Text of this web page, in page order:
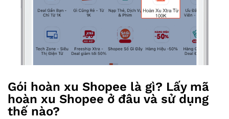
Gói hoàn xu Shopee là gì? Lấy mã
hoàn xu Shopee ở đâu và sử dụng
thế nào?